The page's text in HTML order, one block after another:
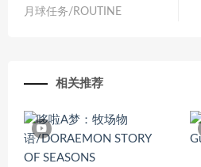
月球任务/ROUTINE
相关推荐